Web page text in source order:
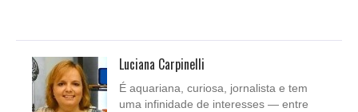
Luciana Carpinelli
É aquariana, curiosa, jornalista e tem
uma infinidade de interesses — entre